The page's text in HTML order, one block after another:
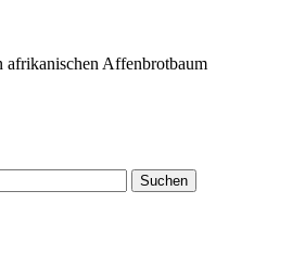
afrikanischen Affenbrotbaum